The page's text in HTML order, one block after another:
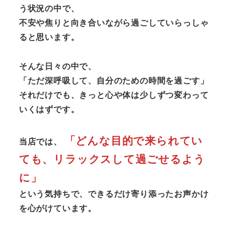
う状況の中で、
不安や焦りと向き合いながら過ごしていらっしゃ
ると思います。
そんな日々の中で、
「ただ深呼吸して、自分のための時間を過ごす」
それだけでも、きっと心や体は少しずつ変わって
いくはずです。
当店では、
「どんな目的で来られてい
ても、リラックスして過ごせるよう
に」
という気持ちで、できるだけ寄り添ったお声かけ
を心がけています。